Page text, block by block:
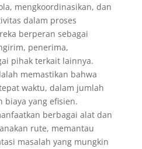
mengkoordinasikan, dan
dalam proses
berperan sebagai
penerima,
pihak terkait lainnya.
memastikan bahwa
waktu, dalam jumlah
biaya yang efisien.
berbagai alat dan
rute, memantau
masalah yang mungkin